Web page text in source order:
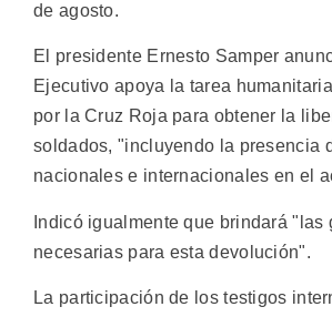
de agosto.
El presidente Ernesto Samper
Ejecutivo apoya la tarea
por la Cruz Roja para obtener la
soldados, "incluyendo la presencia
nacionales e internacionales en el
Indicó igualmente que brindará "las
necesarias para esta devolución".
La participación de los testigos